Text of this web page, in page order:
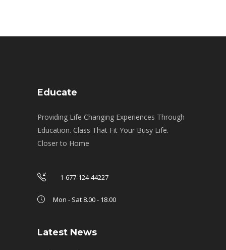
Educate
Providing Life Changing Experiences Through
Education. Class That Fit Your Busy Life.
Closer to Home
1-677-124-44227
Mon - Sat 8.00 - 18.00
Latest News